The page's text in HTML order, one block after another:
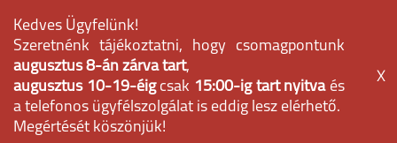
Kedves Ügyfelünk!
Szeretnénk tájékoztatni, hogy csomagpontunk
augusztus 8-án zárva tart,
augusztus 10-19-éig csak 15:00-ig tart nyitvaés
a telefonos ügyfélszolgálat is eddig lesz elérhető.
Megértését köszönjük!
X